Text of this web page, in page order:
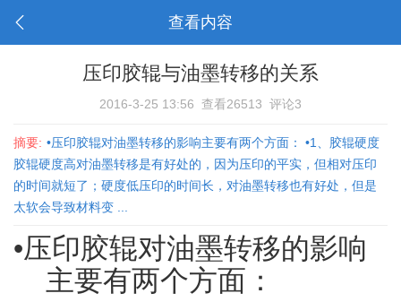
查看内容
压印胶辊与油墨转移的关系
2016-3-25 13:56 查看26513 评论3
摘要: •压印胶辊对油墨转移的影响主要有两个方面： •1、胶辊硬度
胶辊硬度高对油墨转移是有好处的，因为压印的平实，但相对压印
的时间就短了；硬度低压印的时间长，对油墨转移也有好处，但是
太软会导致材料变 ...
•压印胶辊对油墨转移的影响
主要有两个方面：